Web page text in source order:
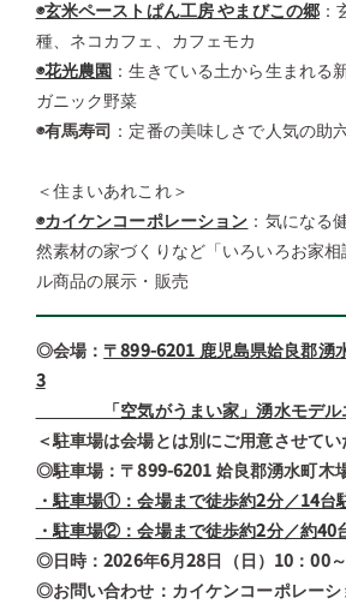
◉玄米ペーストぱん工房 やまびこの郷
種、ネコカフェ、カフェモカ
◉花光農園 ：生きている土から生まれる
ガニック野菜
◉有馬寿司 ：定番の美味しさで人気の助
＜住まいあれこれ＞
◉カイケンコーポレーション ：気になる
然素材の家づくりなど「いろいろお家
ル商品の展示・販売
◎会場： 〒899-6201 鹿児島県姶良郡湧
3
「空気がうまい家」湧水モデル
＜駐車場は会場とは別にご用意させて
◎駐車場： 〒899-6201 姶良郡湧水町木
・駐車場①：会場まで徒歩約2分／14台
・駐車場②：会場まで徒歩約2分／約40
◎日時：2026年6月28日（日）10：00
◎お問い合わせ：カイケンコーポレーシ